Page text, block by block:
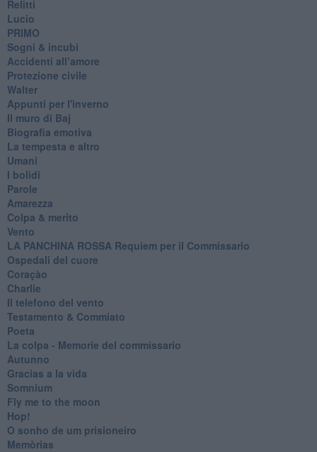
Relitti
Lucio
PRIMO
Sogni & incubi
Accidenti all’amore
Protezione civile
Walter
Appunti per l'inverno
Il muro di Baj
Biografia emotiva
La tempesta e altro
Umani
I bolidi
Parole
Amarezza
Colpa & merito
Vento
​LA PANCHINA ROSSA Requiem per il Commissario
Ospedali del cuore
Coraçào
Charlie
Il telefono del vento
Testamento & Commiato
Poeta
​La colpa - Memorie del commissario
Autunno
Gracias a la vida
Somnium
Fly me to the moon
Hop!
O sonho de um prisioneiro
Memòrias